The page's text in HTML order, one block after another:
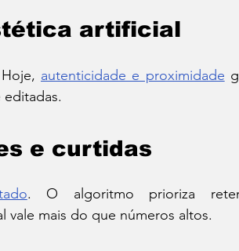
artificial
autenticidade e proximidade
e curtidas
. O algoritmo prioriza
vale mais do que números altos.